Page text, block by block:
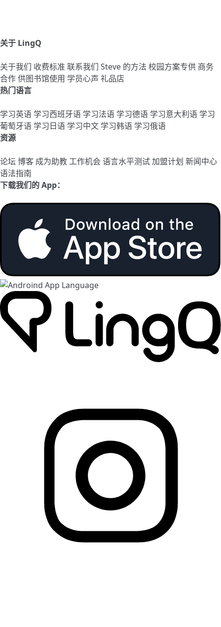
关于 LingQ
关于我们 收费标准 联系我们 Steve 的方法 校园方案专供 商务
合作供图书馆使用 学员心声 礼品店
热门语言
学习英语 学习西班牙语 学习法语 学习德语 学习意大利语 学习
葡萄牙语 学习日语 学习中文 学习韩语 学习俄语
资源
论坛 博客 成为助教工作机会语言水平测试加盟计划 新闻中心
语法指南
下载我们的 App：